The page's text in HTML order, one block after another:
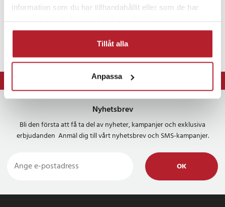
information som du har tillhandahållit eller som de har
Tillåt alla
Anpassa
⭐ 365 dagars öppet köp
Nyhetsbrev
Bli den första att få ta del av nyheter, kampanjer och exklusiva
erbjudanden Anmäl dig till vårt nyhetsbrev och SMS-kampanjer.
OK